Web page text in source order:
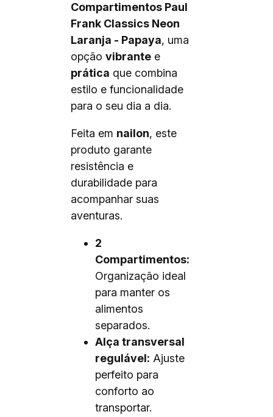
Compartimentos Paul
Frank Classics Neon
Laranja - Papaya, uma
opção vibrante e
prática que combina
estilo e funcionalidade
para o seu dia a dia.
Feita em nailon, este
produto garante
resistência e
durabilidade para
acompanhar suas
aventuras.
2
Compartimentos:
Organização ideal
para manter os
alimentos
separados.
Alça transversal
regulável: Ajuste
perfeito para
conforto ao
transportar.